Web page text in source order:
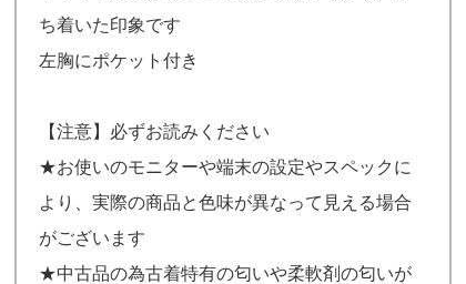
ち着いた印象です
左胸にポケット付き
【注意】必ずお読みください
★お使いのモニターや端末の設定やスペックに
より、実際の商品と色味が異なって見える場合
がございます
★中古品の為古着特有の匂いや柔軟剤の匂いが